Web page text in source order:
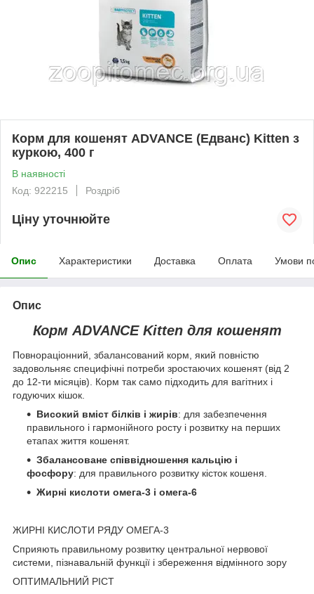
Корм для кошенят ADVANCE (Едванс) Kitten з
куркою, 400 г
В наявності
Код: 922215
Роздріб
Ціну уточнюйте
Опис Характеристики Доставка Оплата Умови
Опис
Корм ADVANCE Kitten для кошенят
Повнораціонний, збалансований корм, який повністю
задовольняє специфічні потреби зростаючих кошенят (від 2
до 12-ти місяців). Корм так само підходить для вагітних і
годуючих кішок.
Високий вміст білків і жирів: для забезпечення
правильного і гармонійного росту і розвитку на перших
етапах життя кошенят.
Збалансоване співвідношення кальцію і
фосфору: для правильного розвитку кісток кошеня.
Жирні кислоти омега-3 і омега-6
ЖИРНІ КИСЛОТИ РЯДУ ОМЕГА-3
Сприяють правильному розвитку центральної нервової
системи, пізнавальній функції і збереження відмінного зору
ОПТИМАЛЬНИЙ РІСТ